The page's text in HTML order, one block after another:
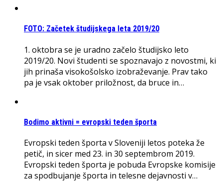
FOTO: Začetek študijskega leta 2019/20
1. oktobra se je uradno začelo študijsko leto
2019/20. Novi študenti se spoznavajo z novostmi, ki
jih prinaša visokošolsko izobraževanje. Prav tako
pa je vsak oktober priložnost, da bruce in…
Bodimo aktivni = evropski teden športa
Evropski teden športa v Sloveniji letos poteka že
petič, in sicer med 23. in 30 septembrom 2019.
Evropski teden športa je pobuda Evropske komisije
za spodbujanje športa in telesne dejavnosti v…